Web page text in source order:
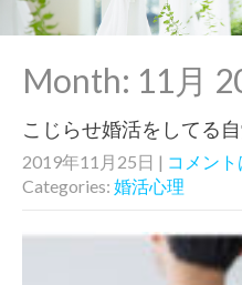
Month: 11月
こじらせ婚活をしてる
2019年11月25日 | コメン
Categories: 婚活心理